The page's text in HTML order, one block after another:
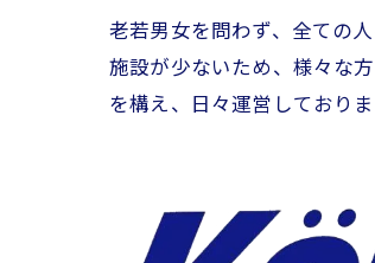
老若男女を問わず、全ての
施設が少ないため、様々な
を構え、日々運営しておりま